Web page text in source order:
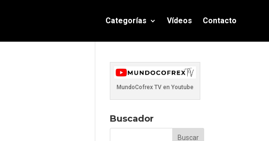
Categorías Vídeos Contacto
MundoCofrex TV en Youtube
Buscador